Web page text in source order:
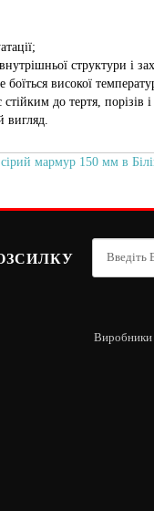
структури і
боїться високої
до тертя, порізів
вигляд.
мармур 150 мм в
Виробники